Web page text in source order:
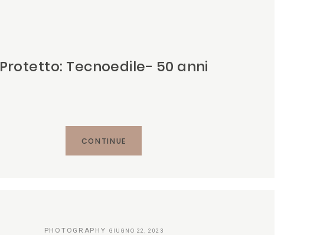
Protetto: Tecnoedile- 50 anni
CONTINUE
PHOTOGRAPHY GIUGNO 22, 2023